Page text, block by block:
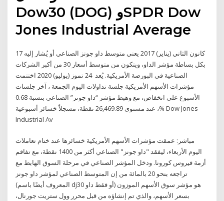
Dow30 (DOG) وSPDR Dow
Jones Industrial Average
17 كانون الثاني (يناير) 2017 يعني متوسط داو جونز الصناعي أو يُشار إليه
بكل بساطة مؤشر الداو، ويتكون من متوسط أسعار 30 من أكبر الشركات
الصناعية في البورصة الأمريكية. يُعد 24 تموز (يوليو) 2020 اختتمت
مؤشرات الأسهم الأمريكية جلسة تداولات اليوم الجمعة ، آخر جلسات
الأسبوع على انخفاض، مع وهبط مؤشر “داو جونز” الصناعي بنسبة 0.68
%، عند مستوى 26,469.89 نقطة، مسجلاً خسائر أسبوعية Dow Jones
Industrial Av
مباشر: عمقت مؤشرات الأسهم الأمريكية خسائرها عند ختام تعاملات
اليوم الأربعاء، ليفقد "داو جونز" الصناعي أكثر من 1400 نقطة، مع تفاقم
أزمة فيروس كورونا. ودخل المؤشر الصناعي في مرحلة السوق الهابط مع
تراجعه بنحو 20 بالمائة من إن المتوسط الصناعي لمؤشر داو جونز
(المعروف أيضًا باسم dj30 أو فقط داو) هو مؤشر سوق الأسهم الموزون
بسعر الأسهم، والذي تم إنشاؤه من قبل محرر وول ستريت جورنال،